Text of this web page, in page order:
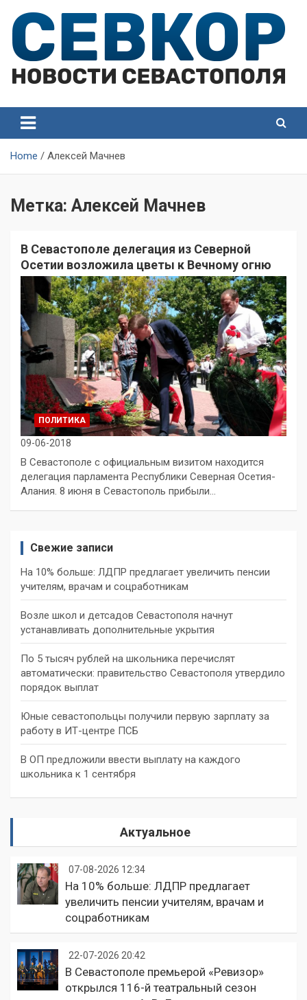
content
Севастополя
Севастополя
Home Алексей Мачнев
Метка: Алексей Мачнев
В Севастополе делегация из Северной
Осетии возложила цветы к Вечному огню
ПОЛИТИКА
09-06-2018
В Севастополе с официальным визитом находится
делегация парламента Республики Северная Осетия-
Алания. 8 июня в Севастополь прибыли…
Свежие записи
На 10% больше: ЛДПР предлагает увеличить пенсии
учителям, врачам и соцработникам
Возле школ и детсадов Севастополя начнут
устанавливать дополнительные укрытия
По 5 тысяч рублей на школьника перечислят
автоматически: правительство Севастополя утвердило
порядок выплат
Юные севастопольцы получили первую зарплату за
работу в ИТ-центре ПСБ
В ОП предложили ввести выплату на каждого
школьника к 1 сентября
Актуальное
07-08-2026 12:34
На 10% больше: ЛДПР предлагает
увеличить пенсии учителям, врачам и
соцработникам
22-07-2026 20:42
В Севастополе премьерой «Ревизор»
открылся 116-й театральный сезон